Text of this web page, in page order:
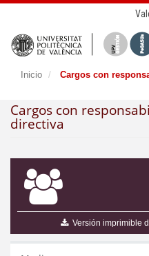
Inicio Cargos con
Cargos con
directiva
Versión imprimible